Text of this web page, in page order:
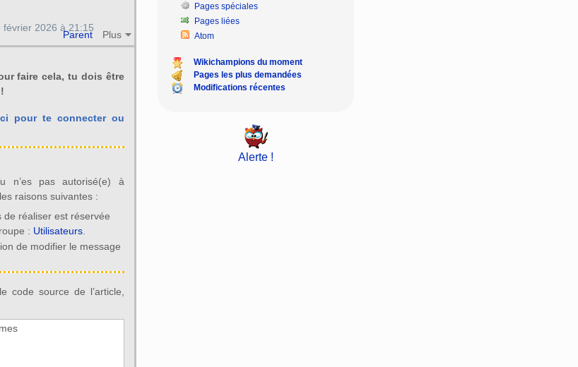
Parent Plus
février 2026 à 21:15
faire cela, tu dois être
pour te connecter ou
n’es pas autorisé(e) à
raisons suivantes :
de réaliser est réservée
: Utilisateurs
de modifier le message
code source de l’article,
Pages spéciales
Pages liées
Atom
Wikichampions du moment
Pages les plus demandées
Modifications récentes
Alerte !